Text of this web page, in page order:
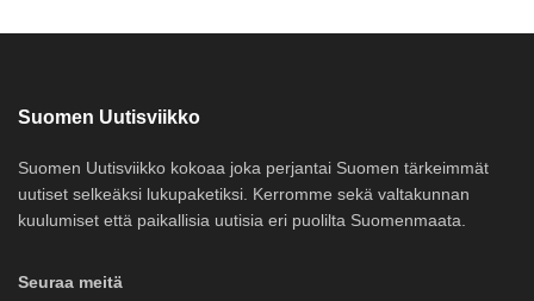
Suomen Uutisviikko
Suomen Uutisviikko kokoaa joka perjantai Suomen tärkeimmät
uutiset selkeäksi lukupaketiksi. Kerromme sekä valtakunnan
kuulumiset että paikallisia uutisia eri puolilta Suomenmaata.
Seuraa meitä